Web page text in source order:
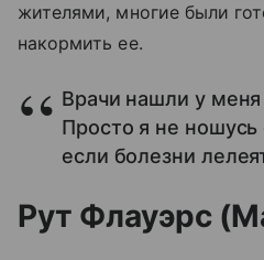
жителями, многие были
накормить ее.
Врачи нашли у меня
Просто я не
если болезни
Рут Флауэрс